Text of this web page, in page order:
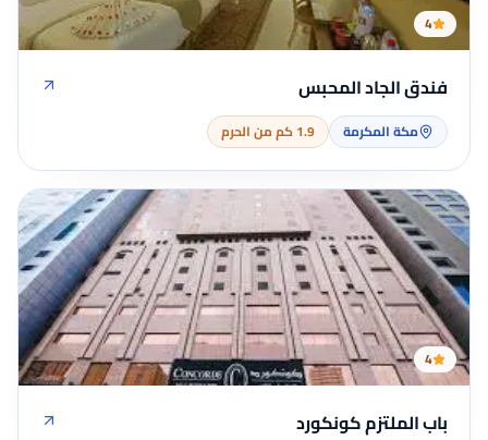
4
فندق الجاد المحبس
مكة المكرمة 1.9 كم من الحرم
4
باب الملتزم كونكورد